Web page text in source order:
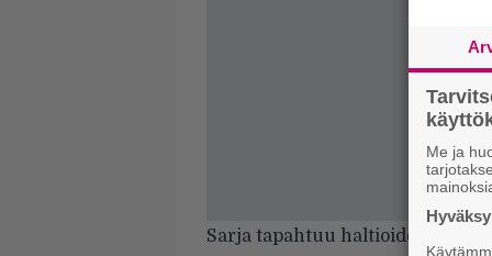
Sarja tapahtuu haltioiden
Me ja